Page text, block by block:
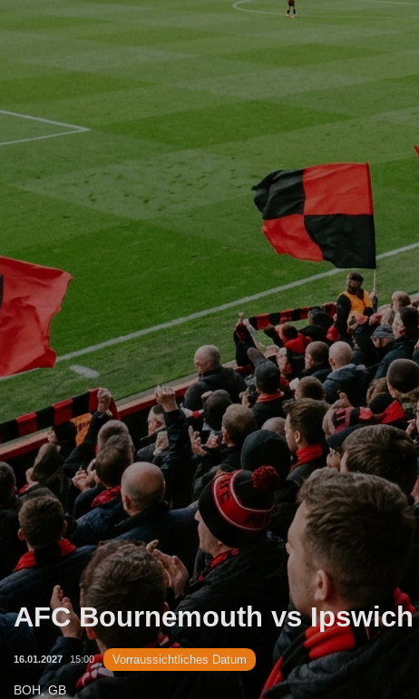
AFC Bournemouth vs Ipswich
16.01.2027 15:00 Vorraussichtliches Datum
BOH, GB